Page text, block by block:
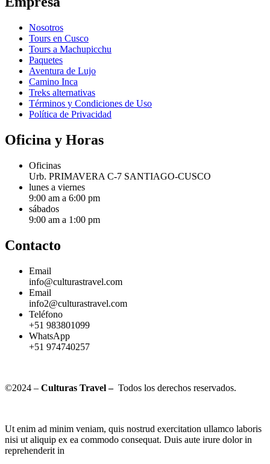
Nosotros
Tours en Cusco
Tours a Machupicchu
Paquetes
Aventura de Lujo
Camino Inca
Treks alternativas
Términos y Condiciones de Uso
Política de Privacidad
Oficina y Horas
Oficinas
Urb. PRIMAVERA C-7 SANTIAGO-CUSCO
lunes a viernes
9:00 am a 6:00 pm
sábados
9:00 am a 1:00 pm
Contacto
Email
info@culturastravel.com
Email
info2@culturastravel.com
Teléfono
+51 983801099
WhatsApp
+51 974740257
©2024 – Culturas Travel – Todos los derechos reservados.
Ut enim ad minim veniam, quis nostrud exercitation ullamco laboris
nisi ut aliquip ex ea commodo consequat. Duis aute irure dolor in
reprehenderit in